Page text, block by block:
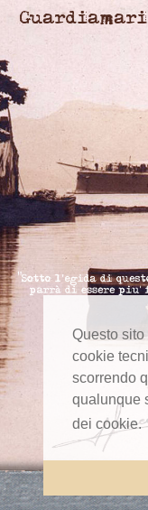
Questo
cookie
scorrendo
qualunque
dei cookie.